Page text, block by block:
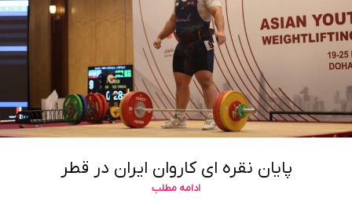
پایان نقره ای کاروان ایران در قطر
ادامه مطلب